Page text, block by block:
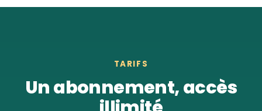
TARIFS
Un abonnement, accès